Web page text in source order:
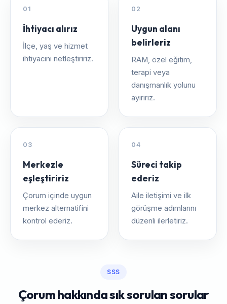
01
İhtiyacı alırız
İlçe, yaş ve hizmet
ihtiyacını netleştiririz.
02
Uygun alanı
belirleriz
RAM, özel eğitim,
terapi veya
danışmanlık yolunu
ayırırız.
03
Merkezle
eşleştiririz
Çorum içinde uygun
merkez alternatifini
kontrol ederiz.
04
Süreci takip
ederiz
Aile iletişimi ve ilk
görüşme adımlarını
düzenli ilerletiriz.
SSS
Çorum hakkında sık sorulan sorular